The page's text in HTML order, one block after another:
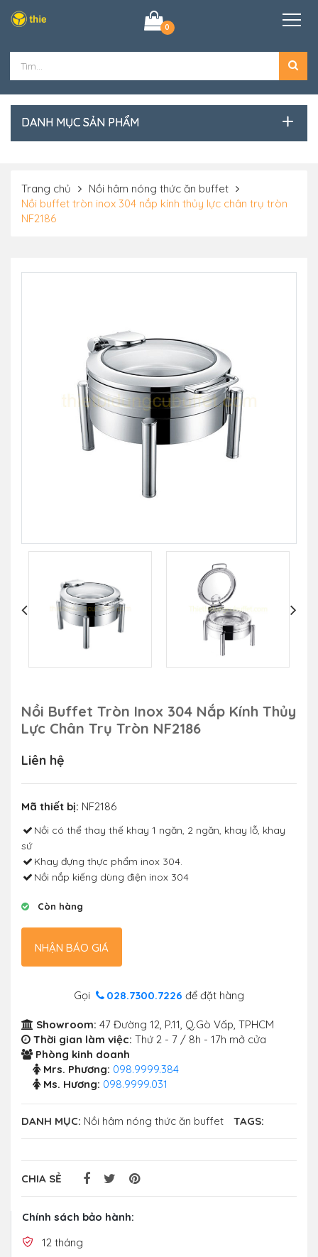
0
DANH MỤC SẢN PHẨM
Trang chủ
Nồi hâm nóng thức ăn buffet
Nồi buffet tròn inox 304 nắp kính thủy lực chân trụ tròn
NF2186
Nồi Buffet Tròn Inox 304 Nắp Kính Thủy
Lực Chân Trụ Tròn NF2186
Liên hệ
Mã thiết bị: NF2186
Nồi có thể thay thế khay 1 ngăn, 2 ngăn, khay lỗ, khay
sứ
Khay đựng thực phẩm inox 304.
Nồi nắp kiếng dùng điện inox 304
Còn hàng
NHẬN BÁO GIÁ
Gọi 028.7300.7226 để đặt hàng
Showroom: 47 Đường 12, P.11, Q.Gò Vấp, TPHCM
Thời gian làm việc: Thứ 2 - 7 / 8h - 17h mở cửa
Phòng kinh doanh
Mrs. Phương: 098.9999.384
Ms. Hương: 098.9999.031
DANH MỤC: Nồi hâm nóng thức ăn buffet TAGS:
CHIA SẺ
Chính sách bảo hành:
12 tháng